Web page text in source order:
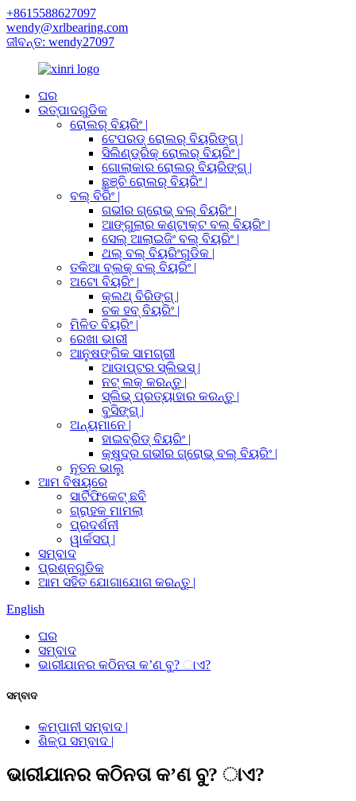
+8615588627097
wendy@xrlbearing.com
ଜୀବନ୍ତ: wendy27097
ଘର
ଉତ୍ପାଦଗୁଡିକ
ରୋଲର୍ ବିୟରିଂ |
ଟେପରଡ୍ ରୋଲର୍ ବିୟରିଙ୍ଗ୍ |
ସିଲିଣ୍ଡ୍ରିକ୍ ରୋଲର୍ ବିୟରିଂ |
ଗୋଲାକାର ରୋଲର୍ ବିୟରିଙ୍ଗ୍ |
ଛୁଞ୍ଚି ରୋଲର୍ ବିୟରିଂ |
ବଲ୍ ବିରିଂ |
ଗଭୀର ଗ୍ରୋଭ୍ ବଲ୍ ବିୟରିଂ |
ଆଙ୍ଗୁଲାର କଣ୍ଟାକ୍ଟ ବଲ୍ ବିୟରିଂ |
ସେଲ୍ ଆଲାଇଜିଂ ବଲ୍ ବିୟରିଂ |
ଥଲ୍ ବଲ୍ ବିୟରିଂଗୁଡିକ |
ତକିଆ ବ୍ଲକ୍ ବଲ୍ ବିୟରିଂ |
ଅଟୋ ବିୟରିଂ |
କ୍ଲଥ୍ ବିରିଙ୍ଗ୍ |
ଚକ ହବ୍ ବିୟରିଂ |
ମିଳିତ ବିୟରିଂ |
ରେଖା ଭାରୀ
ଆନୁଷଙ୍ଗିକ ସାମଗ୍ରୀ
ଆଡାପ୍ଟର ସ୍ଲିଭସ୍ |
ନଟ୍ ଲକ୍ କରନ୍ତୁ |
ସ୍ଲିଭ୍ ପ୍ରତ୍ୟାହାର କରନ୍ତୁ |
ବୁସିଙ୍ଗ୍ |
ଅନ୍ୟମାନେ |
ହାଇବ୍ରିଡ୍ ବିୟରିଂ |
କ୍ଷୁଦ୍ର ଗଭୀର ଗ୍ରୋଭ୍ ବଲ୍ ବିୟରିଂ |
ନୂତନ ଭାଲୁ
ଆମ ବିଷୟରେ
ସାର୍ଟିଫିକେଟ୍ ଛବି
ଗ୍ରାହକ ମାମଲା
ପ୍ରଦର୍ଶନୀ
ୱାର୍କସପ୍ |
ସମ୍ବାଦ
ପ୍ରଶ୍ନଗୁଡିକ
ଆମ ସହିତ ଯୋଗାଯୋଗ କରନ୍ତୁ |
English
ଘର
ସମ୍ବାଦ
ଭାରୀଯାନର କଠିନତା କ’ଣ ବୁ? ାଏ?
ସମ୍ବାଦ
କମ୍ପାନୀ ସମ୍ବାଦ |
ଶିଳ୍ପ ସମ୍ବାଦ |
ଭାରୀଯାନର କଠିନତା କ’ଣ ବୁ? ାଏ?